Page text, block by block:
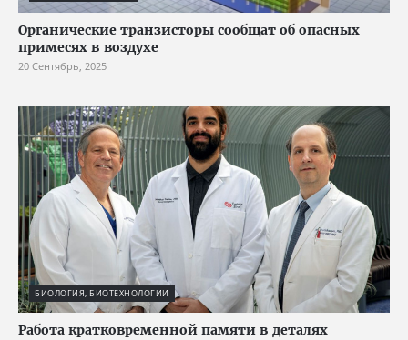
Органические транзисторы сообщат об опасных
примесях в воздухе
20 Сентябрь, 2025
БИОЛОГИЯ, БИОТЕХНОЛОГИИ
Работа кратковременной памяти в деталях